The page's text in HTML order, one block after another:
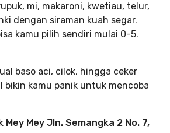
mi, makaroni, kwetiau, telur,
dengan siraman kuah segar.
kamu pilih sendiri mulai 0-5.
baso aci, cilok, hingga ceker
bikin kamu panik untuk mencoba
Mey Mey Jln. Semangka 2 No. 7,